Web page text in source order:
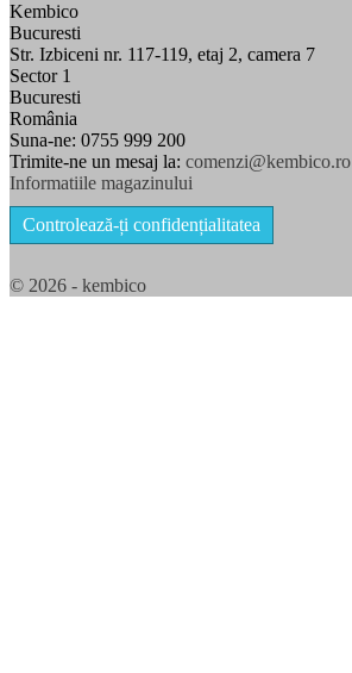
Kembico
Bucuresti
Str. Izbiceni nr. 117-119, etaj 2, camera 7
Sector 1
Bucuresti
România
Suna-ne: 0755 999 200
Trimite-ne un mesaj la: comenzi@kembico.ro
Informatiile magazinului
Controlează-ți confidențialitatea
© 2026 - kembico